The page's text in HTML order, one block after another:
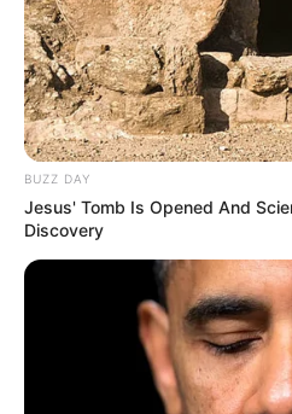
BUZZ DAY
Jesus' Tomb Is Opened And
Discovery